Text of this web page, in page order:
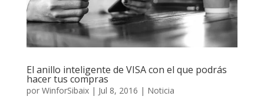
El anillo inteligente de VISA con el que podrás
hacer tus compras
por WinforSibaix| Jul 8, 2016 | Noticia